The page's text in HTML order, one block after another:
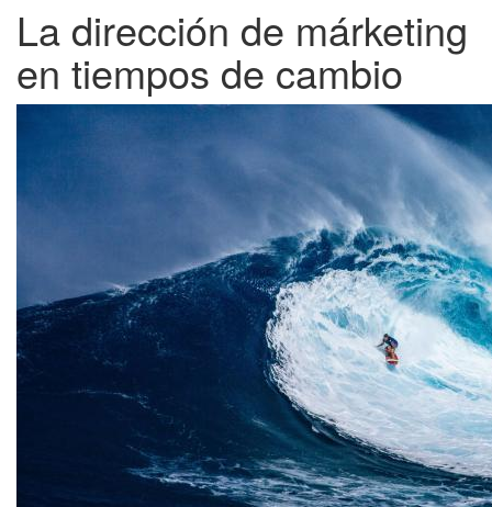
La dirección de márketing
en tiempos de cambio